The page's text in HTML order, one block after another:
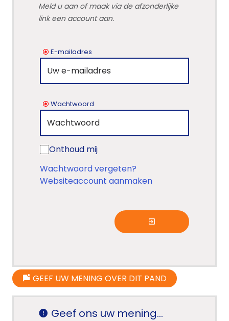
Meld u aan of maak via de afzonderlijke
link een account aan.
E-mailadres
Wachtwoord
Onthoud mij
Wachtwoord vergeten?
Websiteaccount aanmaken
GEEF UW MENING OVER DIT PAND
Geef ons uw mening...